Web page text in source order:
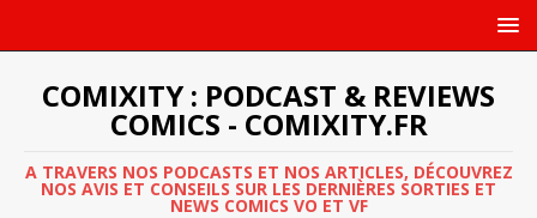
COMIXITY : PODCAST & REVIEWS
COMICS - COMIXITY.FR
A TRAVERS NOS PODCASTS ET NOS ARTICLES, DÉCOUVREZ
NOS AVIS ET CONSEILS SUR LES DERNIÈRES SORTIES ET
NEWS COMICS VO ET VF